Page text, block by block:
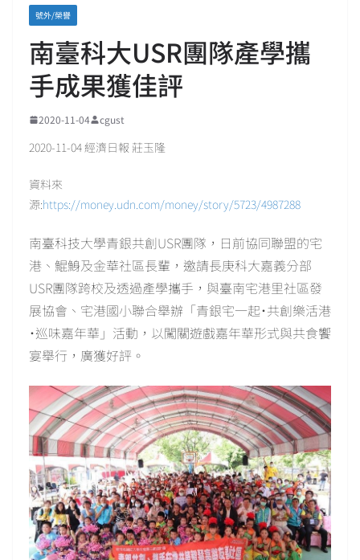
號外/榮譽
南臺科大USR團隊產學攜
手成果獲佳評
2020-11-04 cgust
2020-11-04 經濟日報 莊玉隆
資料來
源:https://money.udn.com/money/story/5723/4987288
南臺科技大學青銀共創USR團隊，日前協同聯盟的宅
港、鯤鯓及金華社區長輩，邀請長庚科大嘉義分部
USR團隊跨校及透過產學攜手，與臺南宅港里社區發
展協會、宅港國小聯合舉辦「青銀宅一起˙共創樂活港
˙巡味嘉年華」活動，以闖關遊戲嘉年華形式與共食饗
宴舉行，廣獲好評。